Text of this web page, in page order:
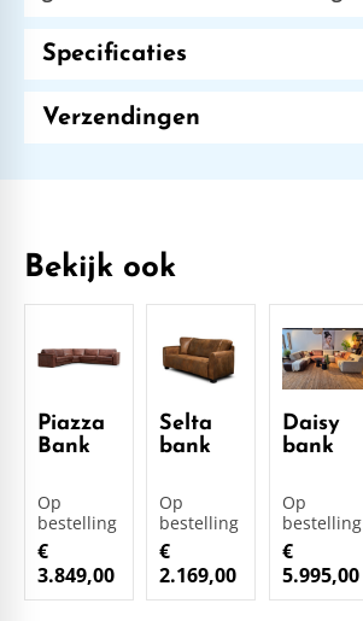
Specificaties
Verzendingen
Bekijk ook
Piazza
Bank
Op
bestelling
€
3.849,00
Selta
bank
Op
bestelling
€
2.169,00
Daisy
bank
Op
bestelling
€
5.995,00